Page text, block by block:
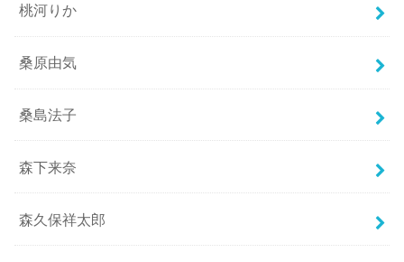
桃河りか
桑原由気
桑島法子
森下来奈
森久保祥太郎